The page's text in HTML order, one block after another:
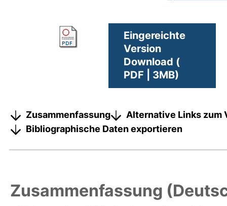
Eingereichte
Version
Download (
PDF | 3MB)
Zusammenfassung
Alternative Links zum
Bibliographische Daten exportieren
Zusammenfassung